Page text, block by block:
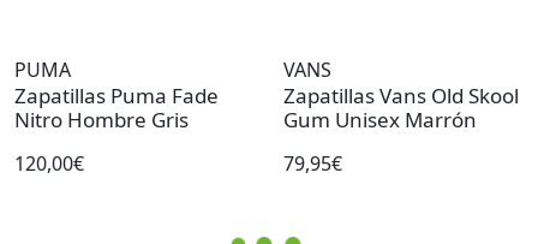
PUMA
Zapatillas Puma Fade
Nitro Hombre Gris
120,00€
VANS
Zapatillas Vans Old Skool
Gum Unisex Marrón
79,95€